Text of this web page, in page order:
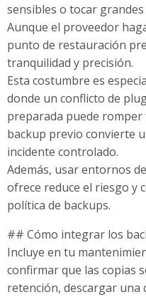
sensibles o tocar
Aunque el proveedor
punto de restauración
tranquilidad y precisión.
Esta costumbre es
donde un conflicto de
preparada puede romper
backup previo convierte
incidente controlado.
Además, usar entornos
ofrece reduce el riesgo y
política de backups.
## Cómo integrar los
Incluye en tu
confirmar que las copias
retención, descargar